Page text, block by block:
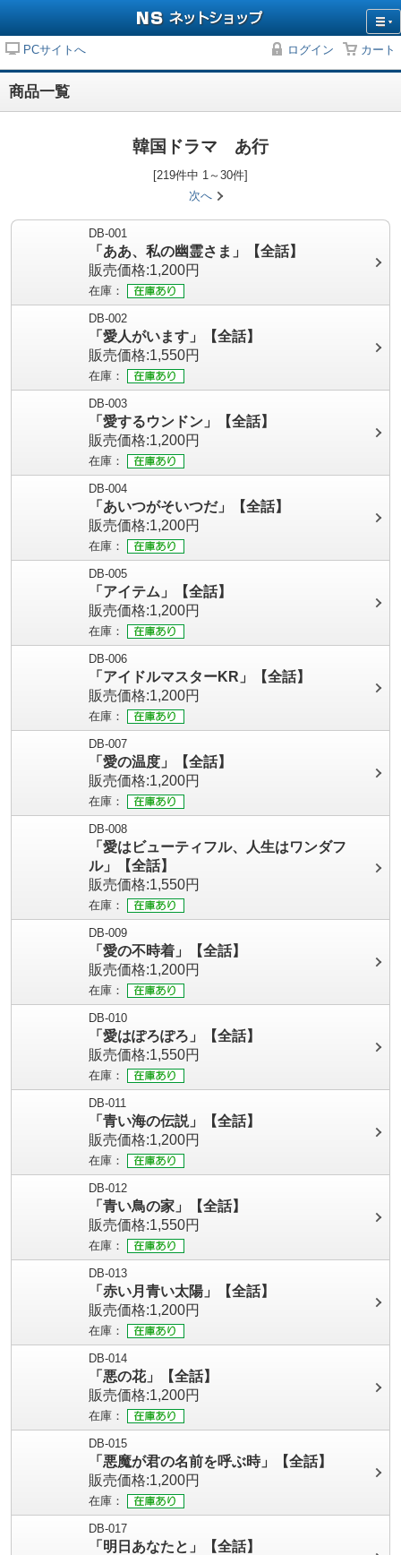
PCサイトへ ログイン カート
商品一覧
韓国ドラマ あ行
[219件中 1～30件]
次へ
DB-001
「ああ、私の幽霊さま」【全話】
販売価格:1,200円
在庫：
DB-002
「愛人がいます」【全話】
販売価格:1,550円
在庫：
DB-003
「愛するウンドン」【全話】
販売価格:1,200円
在庫：
DB-004
「あいつがそいつだ」【全話】
販売価格:1,200円
在庫：
DB-005
「アイテム」【全話】
販売価格:1,200円
在庫：
DB-006
「アイドルマスターKR」【全話】
販売価格:1,200円
在庫：
DB-007
「愛の温度」【全話】
販売価格:1,200円
在庫：
DB-008
「愛はビューティフル、人生はワンダフ
ル」【全話】
販売価格:1,550円
在庫：
DB-009
「愛の不時着」【全話】
販売価格:1,200円
在庫：
DB-010
「愛はぽろぽろ」【全話】
販売価格:1,550円
在庫：
DB-011
「青い海の伝説」【全話】
販売価格:1,200円
在庫：
DB-012
「青い鳥の家」【全話】
販売価格:1,550円
在庫：
DB-013
「赤い月青い太陽」【全話】
販売価格:1,200円
在庫：
DB-014
「悪の花」【全話】
販売価格:1,200円
在庫：
DB-015
「悪魔が君の名前を呼ぶ時」【全話】
販売価格:1,200円
在庫：
DB-017
「明日あなたと」【全話】